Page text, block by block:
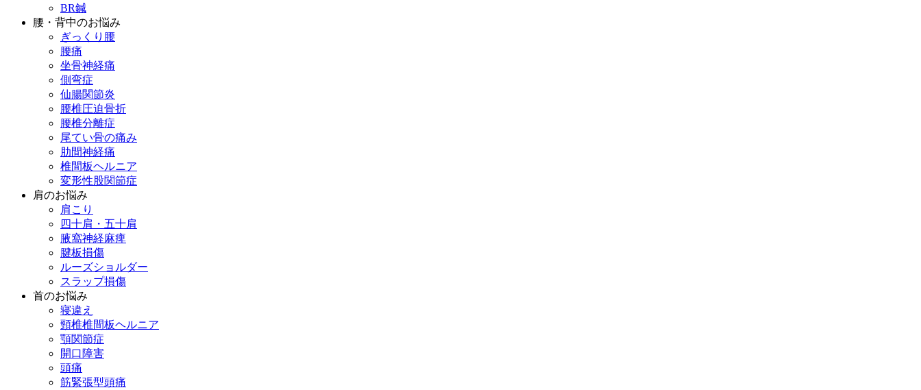
BR鍼
腰・背中のお悩み
ぎっくり腰
腰痛
坐骨神経痛
側弯症
仙腸関節炎
腰椎圧迫骨折
腰椎分離症
尾てい骨の痛み
肋間神経痛
椎間板ヘルニア
変形性股関節症
肩のお悩み
肩こり
四十肩・五十肩
腋窩神経麻痺
腱板損傷
ルーズショルダー
スラップ損傷
首のお悩み
寝違え
頸椎椎間板ヘルニア
顎関節症
開口障害
頭痛
筋緊張型頭痛